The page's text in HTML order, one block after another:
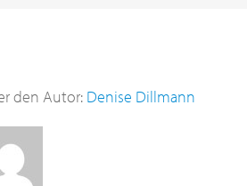
den Autor: Denise Dillmann